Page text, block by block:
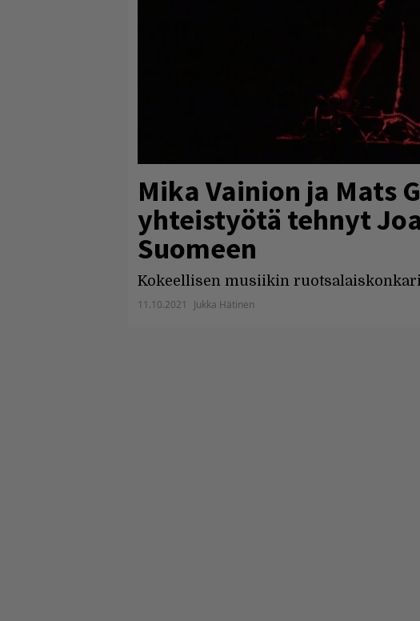
Mika Vainion ja Mats
yhteistyötä tehnyt
Suomeen
Kokeellisen musiikin
11.10.2021 Jukka Hätinen